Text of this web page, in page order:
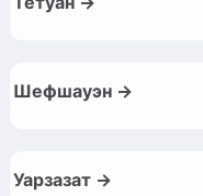
Шефшауэн →
Уарзазат →